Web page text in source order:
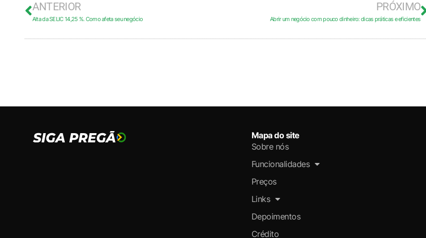
ANTERIOR
Alta da SELIC 14,25 %. Como afeta seu negócio
PRÓXIMO
Abrir um negócio com pouco dinheiro: dicas práticas e eficientes
Mapa do site
Sobre nós
Funcionalidades
Preços
Links
Depoimentos
Crédito